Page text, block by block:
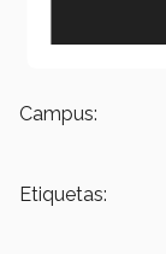
Campus:
Etiquetas: